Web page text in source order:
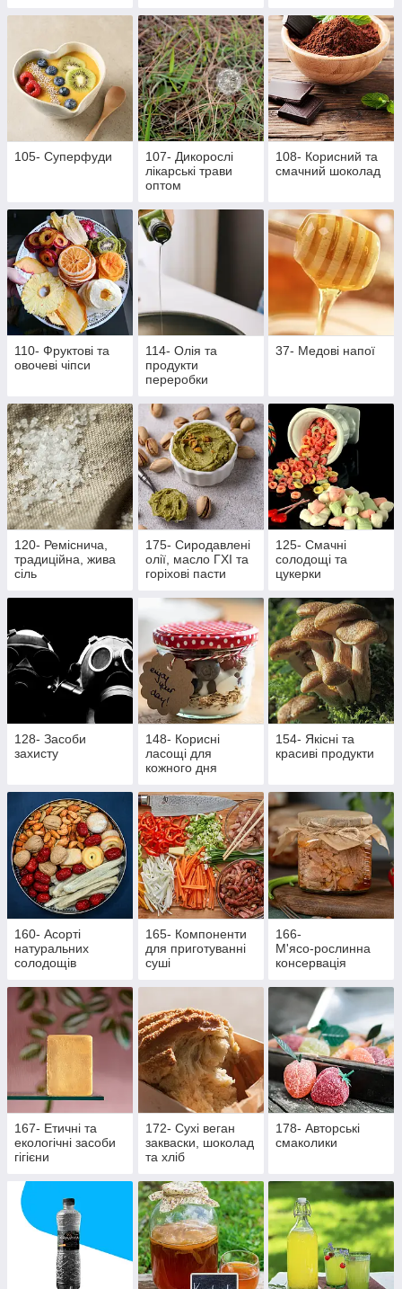
105- Суперфуди
107- Дикорослі
лікарські трави
оптом
108- Корисний та
смачний шоколад
110- Фруктові та
овочеві чіпси
114- Олія та
продукти
переробки
37- Медові напої
120- Реміснича,
традиційна, жива
сіль
175- Сиродавлені
олії, масло ГХІ та
горіхові пасти
125- Смачні
солодощі та
цукерки
128- Засоби
захисту
148- Корисні
ласощі для
кожного дня
154- Якісні та
красиві продукти
160- Асорті
натуральних
солодощів
165- Компоненти
для приготуванні
суші
166-
М'ясо‑рослинна
консервація
167- Етичні та
екологічні засоби
гігієни
172- Сухі веган
закваски, шоколад
та хліб
178- Авторські
смаколики